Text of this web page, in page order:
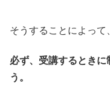
そうすることによって
必ず、受講するときに
う。